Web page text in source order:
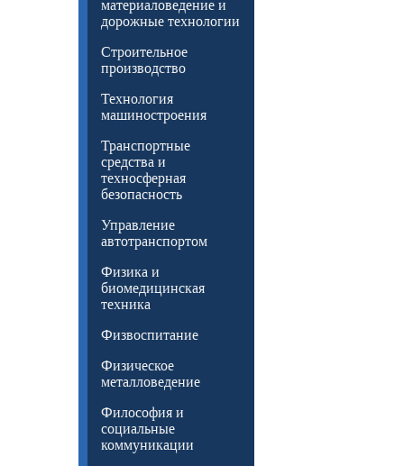
материаловедение и
дорожные технологии
Строительное
производство
Технология
машиностроения
Транспортные
средства и
техносферная
безопасность
Управление
автотранспортом
Физика и
биомедицинская
техника
Физвоспитание
Физическое
металловедение
Философия и
социальные
коммуникации